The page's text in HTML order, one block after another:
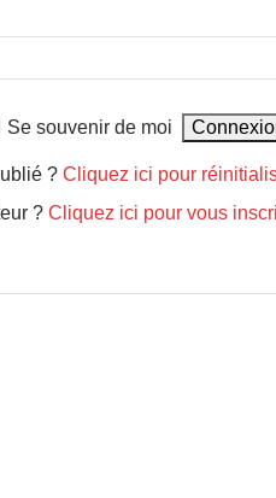
Se souvenir de moi
? Cliquez ici pour
? Cliquez ici pour vous